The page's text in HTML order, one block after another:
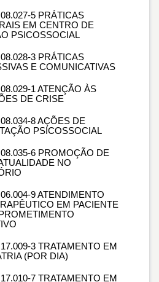
5 PRÁTICAS
EM CENTRO DE
PSICOSSOCIAL
3 PRÁTICAS
E COMUNICATIVAS
1 ATENÇÃO ÀS
DE CRISE
8 AÇÕES DE
PSICOSSOCIAL
6 PROMOÇÃO DE
NO
9 ATENDIMENTO
EM PACIENTE
3 TRATAMENTO EM
(POR DIA)
7 TRATAMENTO EM